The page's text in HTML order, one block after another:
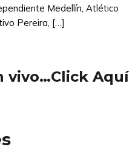
Medellín, Atlético
Pereira, […]
vivo…Click Aquí